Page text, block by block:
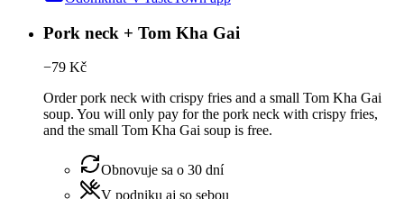
Pork neck + Tom Kha Gai
−79 Kč
Order pork neck with crispy fries and a small Tom Kha Gai
soup. You will only pay for the pork neck with crispy fries,
and the small Tom Kha Gai soup is free.
Obnovuje sa o 30 dní
V podniku aj so sebou